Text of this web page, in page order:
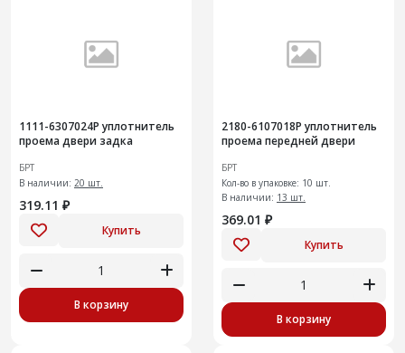
1111-6307024Р уплотнитель
проема двери задка
БРТ
В наличии: 20 шт.
319.11 ₽
Купить
В корзину
2180-6107018Р уплотнитель
проема передней двери
БРТ
Кол-во в упаковке: 10 шт.
В наличии: 13 шт.
369.01 ₽
Купить
В корзину